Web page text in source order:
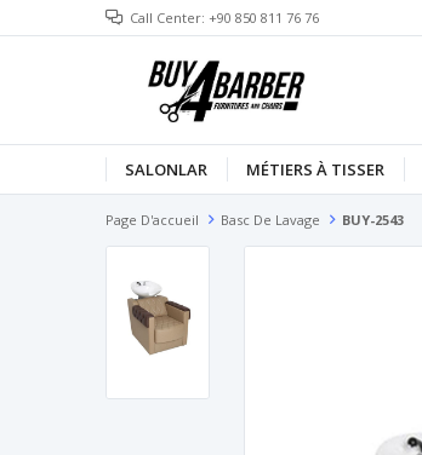
Call Center: +90 850 811 76 76
SALONLAR MÉTIERS À TISSER
Page D'accueil Basc De Lavage BUY-2543